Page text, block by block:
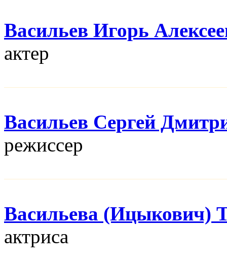
Васильев Игорь
актер
Васильев Сергей
режисcер
Васильева (Ицыкович)
актриса